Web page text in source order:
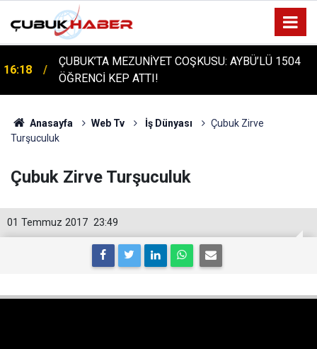
16:14
ÇUBUK'TA TARİHİ GÜN: PROTÜRK PLAZMA
FRAKSİNASYON TESİSİ'NİN TEMELİ ATILDI
Anasayfa Web Tv İş Dünyası
Çubuk Zirve
Turşuculuk
Çubuk Zirve Turşuculuk
23:49
01 Temmuz 2017